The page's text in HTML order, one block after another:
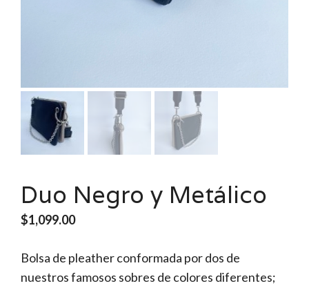
Duo Negro y Metálico
$1,099.00
Bolsa de pleather conformada por dos de
nuestros famosos sobres de colores diferentes;